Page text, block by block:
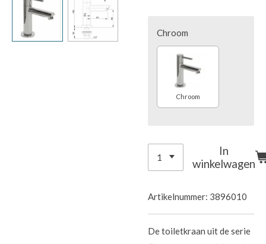
Chroom
Chroom
In
winkelwagen
Artikelnummer: 3896010
De toiletkraan uit de serie